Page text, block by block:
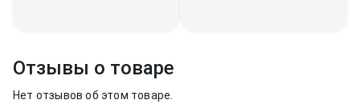
Отзывы о товаре
Нет отзывов об этом товаре.